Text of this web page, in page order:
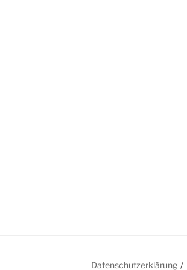
Datenschutzerklärung